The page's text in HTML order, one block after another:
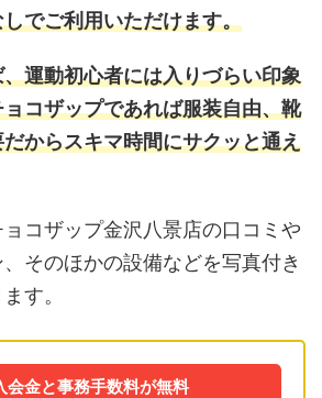
でご利用いただけます。
運動初心者には入りづらい印象
コザップであれば服装自由、靴
からスキマ時間にサクッと通え
コザップ金沢八景店の口コミや
そのほかの設備などを写真付き
す。
会金と事務手数料が無料